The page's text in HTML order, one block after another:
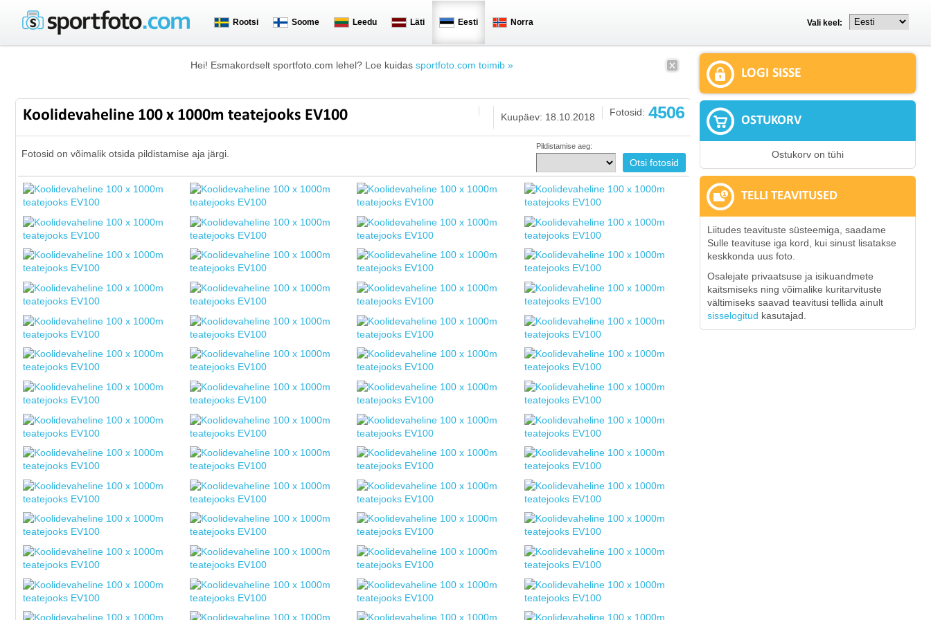
Rootsi Soome Leedu Läti Eesti Norra Vali keel:
Hei! Esmakordselt sportfoto.com lehel? Loe kuidas sportfoto.com toimib »
Koolidevaheline 100 x 1000m teatejooks EV100 Fotosid: 4506
Kuupäev: 18.10.2018
Fotosid on võimalik otsida pildistamise aja järgi.
Pildistamise aeg:
LOGI SISSE
OSTUKORV
Ostukorv on tühi
TELLI TEAVITUSED
Liitudes teavituste süsteemiga, saadame
Sulle teavituse iga kord, kui sinust lisatakse
keskkonda uus foto.
Osalejate privaatsuse ja isikuandmete
kaitsmiseks ning võimalike kuritarvituste
vältimiseks saavad teavitusi tellida ainult
sisselogitud kasutajad.